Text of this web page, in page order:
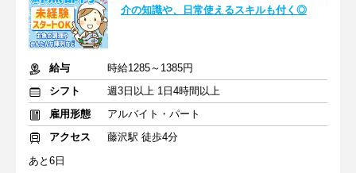
介の知識や、日常使えるスキルも付く◎
給与
時給1285～1385円
シフト
週3日以上 1日4時間以上
雇用形態
アルバイト・パート
アクセス
藤沢駅 徒歩4分
あと6日